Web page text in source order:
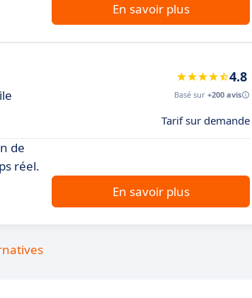
En savoir plus
4.8
Basé sur +200 avis
Tarif sur demande
de
réel.
En savoir plus